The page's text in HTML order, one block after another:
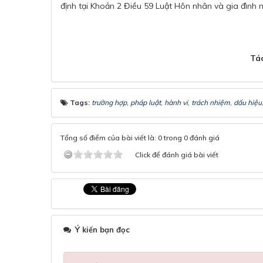
định tại Khoản 2 Điều 59 Luật Hôn nhân và gia đình
Tags: trường hợp, pháp luật, hành vi, trách nhiệm, dấu hiệu
Tổng số điểm của bài viết là: 0 trong 0 đánh giá
Click để đánh giá bài viết
Ý kiến bạn đọc